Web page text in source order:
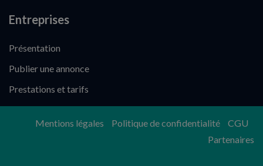
Entreprises
Présentation
Publier une annonce
Prestations et tarifs
Mentions légales Politique de confidentialité
CGU
Partenaires